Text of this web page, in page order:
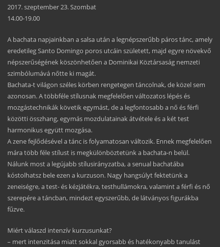
2017. szeptember 23. Szombat
14.00-19.00
A bachata napjainkban a salsa után a legnépszerűbb páros tánc, amely
eredetileg Santo Domingo poros utcáin született, majd egyre növekvő
népszerűségének köszönhetően a Dominikai Köztársaság nemzeti
szimbólumává nőtte ki magát.
Bachata-t világon széles körben rengetegen táncolnak, de közel sem
azonosan. A többféle stílusnak megfelelően változatos lépés és
mozgástechnikák követik egymást, de a legfontosabb a nő és férfi
közötti összhang, egymás mozdulatainak átvétele és a két test
harmonikus együtt mozgása.
A zene fejlődésével a tánc is folyamatosan változik. Ennek megfelelően
mára több féle stílust is megkülönböztetünk a bachata-n belül.
Nálunk most a legújabb stílusirányzatba, a senual bachatába
kóstolhatsz bele ezen a kurzuson. Nagy hangsúlyt fektetünk a
zeneiségre, a test- és kézjátékra, testhullámokra, valamint a férfi és nő
szerepére a táncban, mindezt egyszerűbb, de látványos figurákba
fűzve.
Miért válaszd intenzív kurzusunkat?
– mert intenzitása miatt sokkal gyorsabb és hatékonyabb tanulást